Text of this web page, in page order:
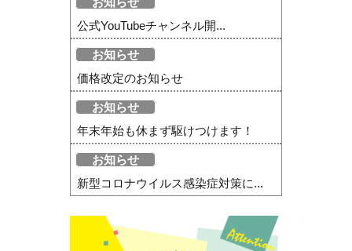
公式YouTubeチャンネル開...
お知らせ
価格改定のお知らせ
お知らせ
年末年始も休まず駆けつけます！
お知らせ
新型コロナウイルス感染症対策に...